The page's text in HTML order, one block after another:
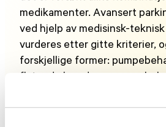
medikamenter. Avansert
ved hjelp av medisinsk-
vurderes etter gitte kriterier,
forskjellige former:
flytende levodopa,
apomorfin, og dyp
elektroder operert inn i